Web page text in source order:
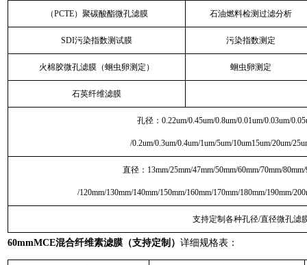
（PCTE）聚碳酸酯微孔滤膜 石油燃料检测过滤分析
SDI污染指数测试膜 污染指数测定
火棉胶微孔滤膜（蛔虫卵测定） 蛔虫卵测定
石英纤维滤膜
孔径：0.22um/0.45um/0.8um/0.01um/0.03um/
/0.2um/0.3um/0.4um/1um/5um/10um15um/20um/
直径：13mm/25mm/47mm/50mm/60mm/70mm/
/120mm/130mm/140mm/150mm/160mm/170mm/180mm/190mm/
支持定制各种孔径/直径微孔滤
60mmMCE混合纤维素滤膜（支持定制）详细规格表：